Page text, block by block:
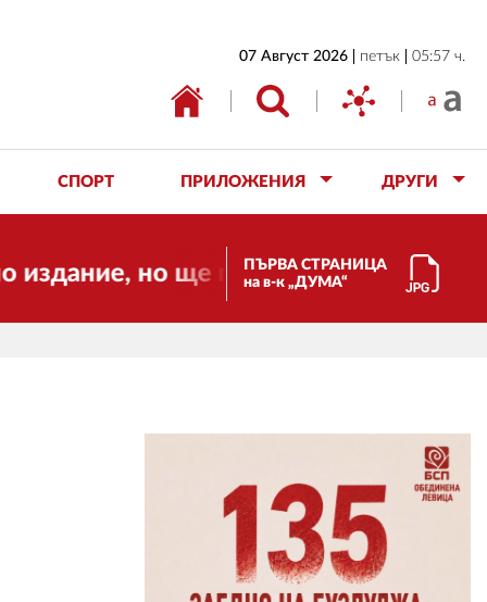
07 Август 2026 петък 05:57 ч.
СПОРТ ПРИЛОЖЕНИЯ ДРУГИ
ще продължи да работи за вас и
ПЪРВА СТРАНИЦА
на в-к „ДУМА“
ИКОНОМИКА
ОБЩЕСТВО
АВТОРИ